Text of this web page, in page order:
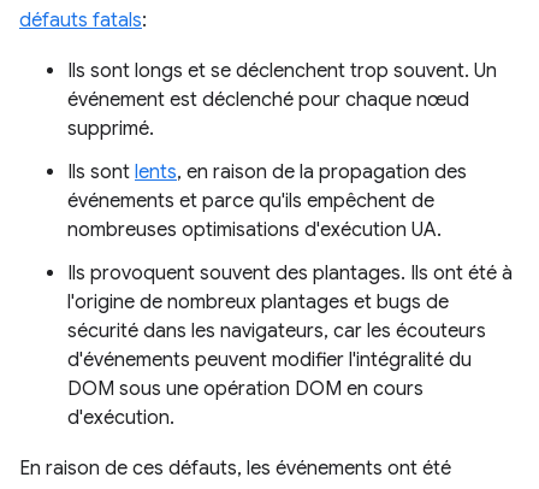
défauts fatals:
Ils sont longs et se déclenchent trop souvent. Un
événement est déclenché pour chaque nœud
supprimé.
Ils sont lents, en raison de la propagation des
événements et parce qu'ils empêchent de
nombreuses optimisations d'exécution UA.
Ils provoquent souvent des plantages. Ils ont été à
l'origine de nombreux plantages et bugs de
sécurité dans les navigateurs, car les écouteurs
d'événements peuvent modifier l'intégralité du
DOM sous une opération DOM en cours
d'exécution.
En raison de ces défauts, les événements ont été